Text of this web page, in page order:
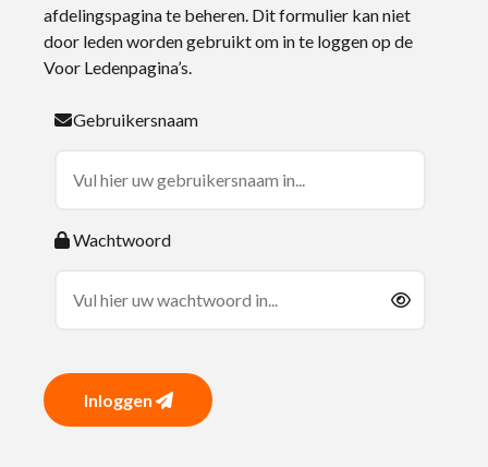
afdelingspagina te beheren. Dit formulier kan niet
door leden worden gebruikt om in te loggen op de
Voor Ledenpagina’s.
Gebruikersnaam
Wachtwoord
Inloggen